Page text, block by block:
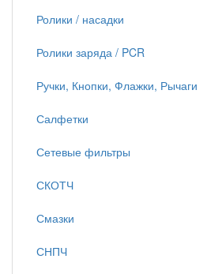
Ролики / насадки
Ролики заряда / PCR
Ручки, Кнопки, Флажки, Рычаги
Салфетки
Сетевые фильтры
СКОТЧ
Смазки
СНПЧ